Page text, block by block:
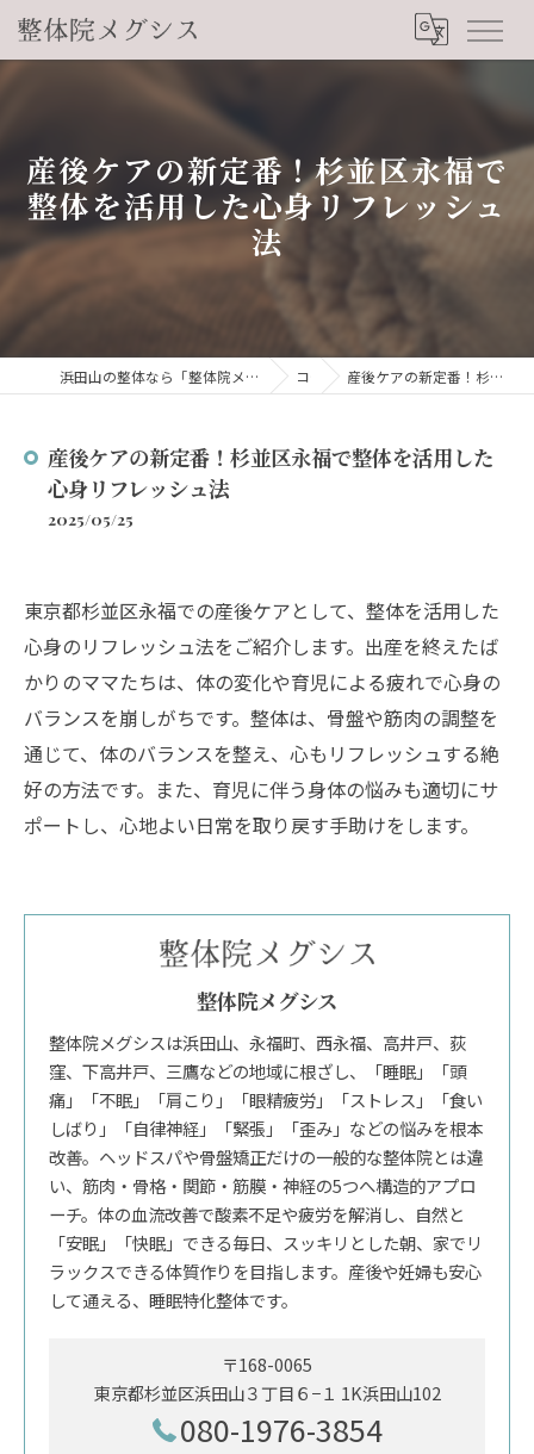
産後ケアの新定番！杉並区永福で
整体を活用した心身リフレッシュ
法
浜田山の整体なら「整体院メグシス」肩こり・腰痛・自律神経の悩みを睡眠から改善 コラム 産後ケアの新定番！杉並区永福で整体を活用した心身リフレッシュ法
産後ケアの新定番！杉並区永福で整体を活用した
心身リフレッシュ法
2025/05/25
東京都杉並区永福での産後ケアとして、整体を活用した
心身のリフレッシュ法をご紹介します。出産を終えたば
かりのママたちは、体の変化や育児による疲れで心身の
バランスを崩しがちです。整体は、骨盤や筋肉の調整を
通じて、体のバランスを整え、心もリフレッシュする絶
好の方法です。また、育児に伴う身体の悩みも適切にサ
ポートし、心地よい日常を取り戻す手助けをします。
整体院メグシス
整体院メグシスは浜田山、永福町、西永福、高井戸、荻
窪、下高井戸、三鷹などの地域に根ざし、「睡眠」「頭
痛」「不眠」「肩こり」「眼精疲労」「ストレス」「食い
しばり」「自律神経」「緊張」「歪み」などの悩みを根本
改善。ヘッドスパや骨盤矯正だけの一般的な整体院とは違
い、筋肉・骨格・関節・筋膜・神経の5つへ構造的アプロ
ーチ。体の血流改善で酸素不足や疲労を解消し、自然と
「安眠」「快眠」できる毎日、スッキリとした朝、家でリ
ラックスできる体質作りを目指します。産後や妊婦も安心
して通える、睡眠特化整体です。
〒168-0065
東京都杉並区浜田山３丁目６−１ 1K浜田山102
080-1976-3854